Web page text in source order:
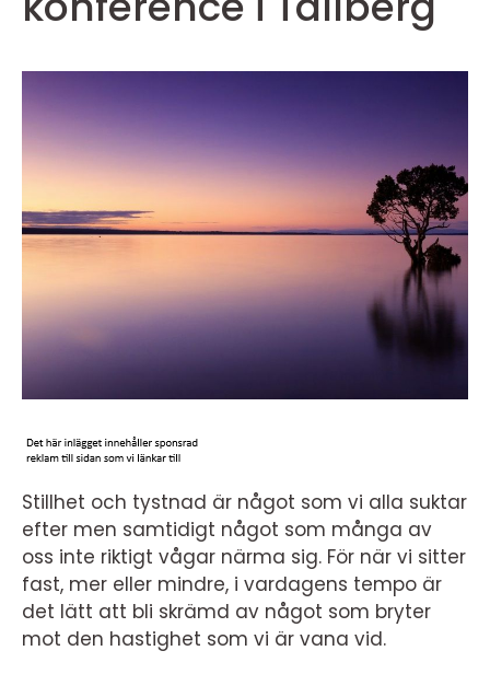
Stillhet och tystnad är något som vi alla suktar
efter men samtidigt något som många av
oss inte riktigt vågar närma sig. För när vi sitter
fast, mer eller mindre, i vardagens tempo är
det lätt att bli skrämd av något som bryter
mot den hastighet som vi är vana vid.